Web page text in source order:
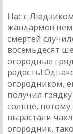
Нас с
жандармов
смертей
восемьдесят
огородные
радость!
огородником,
получил грядку
солнце,
вырастали
огородник,